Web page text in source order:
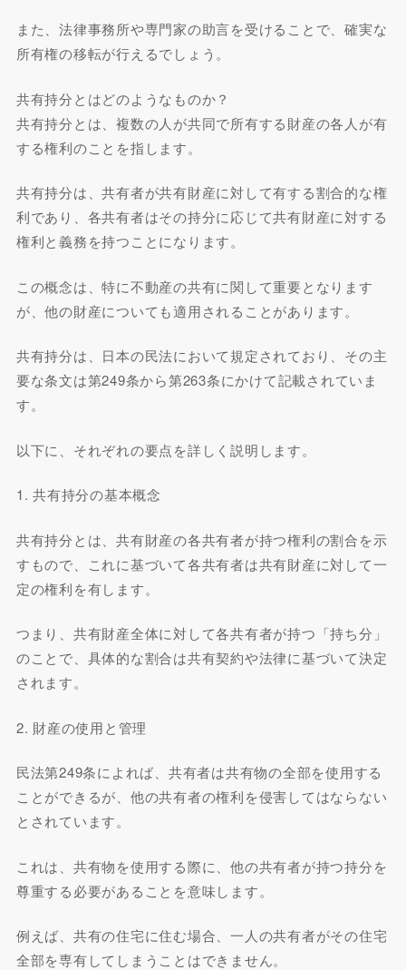
また、法律事務所や専門家の助言を受けることで、確実な
所有権の移転が行えるでしょう。
共有持分とはどのようなものか？
共有持分とは、複数の人が共同で所有する財産の各人が有
する権利のことを指します。
共有持分は、共有者が共有財産に対して有する割合的な権
利であり、各共有者はその持分に応じて共有財産に対する
権利と義務を持つことになります。
この概念は、特に不動産の共有に関して重要となります
が、他の財産についても適用されることがあります。
共有持分は、日本の民法において規定されており、その主
要な条文は第249条から第263条にかけて記載されていま
す。
以下に、それぞれの要点を詳しく説明します。
1. 共有持分の基本概念
共有持分とは、共有財産の各共有者が持つ権利の割合を示
すもので、これに基づいて各共有者は共有財産に対して一
定の権利を有します。
つまり、共有財産全体に対して各共有者が持つ「持ち分」
のことで、具体的な割合は共有契約や法律に基づいて決定
されます。
2. 財産の使用と管理
民法第249条によれば、共有者は共有物の全部を使用する
ことができるが、他の共有者の権利を侵害してはならない
とされています。
これは、共有物を使用する際に、他の共有者が持つ持分を
尊重する必要があることを意味します。
例えば、共有の住宅に住む場合、一人の共有者がその住宅
全部を専有してしまうことはできません。